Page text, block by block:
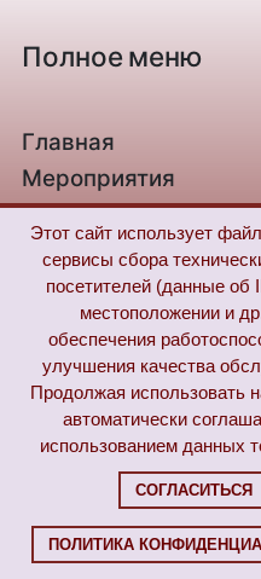
Этот сайт использует
сервисы сбора
посетителей (данные об
местоположении и
обеспечения
улучшения качества
Продолжая использовать
автоматически
использованием данных
СОГЛАСИТЬСЯ
ПОЛИТИКА
Полное меню
Главная
Мероприятия
О библиотеке
Связь с нами
Из жизни незрячих
«Пушкинская
карта»
Авторские права